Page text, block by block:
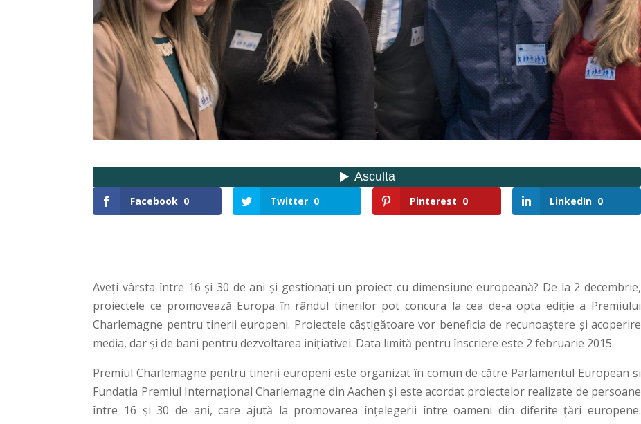
Facebook 0 Twitter 0 Pinterest 0 LinkedIn 0
Aveți vârsta între 16 și 30 de ani și gestionați un proiect cu dimensiune europeană? De la 2 decembrie,
proiectele ce promovează Europa în rândul tinerilor pot concura la cea de-a opta ediție a Premiului
Charlemagne pentru tinerii europeni. Proiectele câștigătoare vor beneficia de recunoaștere și acoperire
media, dar și de bani pentru dezvoltarea inițiativei. Data limită pentru înscriere este 2 februarie 2015.
Premiul Charlemagne pentru tinerii europeni este organizat în comun de către Parlamentul European și
Fundația Premiul Internațional Charlemagne din Aachen și este acordat proiectelor realizate de persoane
între 16 și 30 de ani, care ajută la promovarea înțelegerii între oameni din diferite țări europene.